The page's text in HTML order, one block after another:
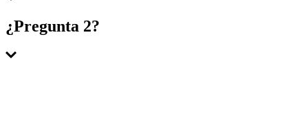
Respuesta 1
¿Pregunta 2?